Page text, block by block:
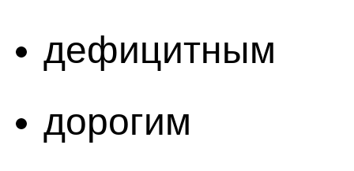
дефицитным
дорогим